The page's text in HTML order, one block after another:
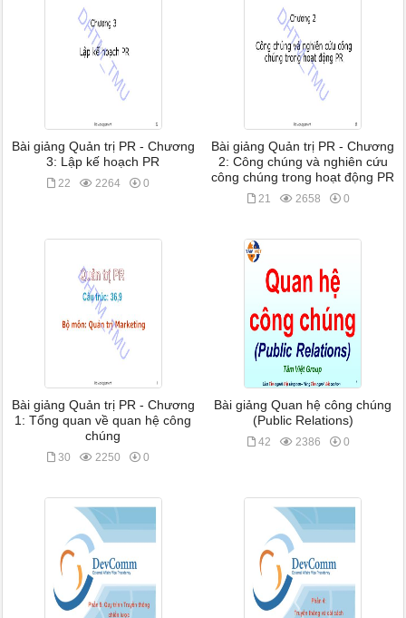
Bài giảng Quản trị PR - Chương
3: Lập kế hoạch PR
22 2264 0
Bài giảng Quản trị PR - Chương
2: Công chúng và nghiên cứu
công chúng trong hoạt động PR
21 2658 0
Bài giảng Quản trị PR - Chương
1: Tổng quan về quan hệ công
chúng
30 2250 0
Bài giảng Quan hệ công chúng
(Public Relations)
42 2386 0